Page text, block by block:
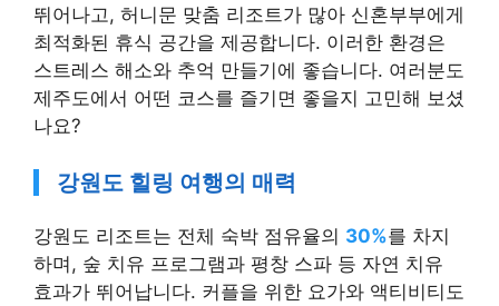
뛰어나고, 허니문 맞춤 리조트가 많아 신혼부부에게
최적화된 휴식 공간을 제공합니다. 이러한 환경은
스트레스 해소와 추억 만들기에 좋습니다. 여러분도
제주도에서 어떤 코스를 즐기면 좋을지 고민해 보셨
나요?
강원도 힐링 여행의 매력
강원도 리조트는 전체 숙박 점유율의 30%를 차지
하며, 숲 치유 프로그램과 평창 스파 등 자연 치유
효과가 뛰어납니다. 커플을 위한 요가와 액티비티도